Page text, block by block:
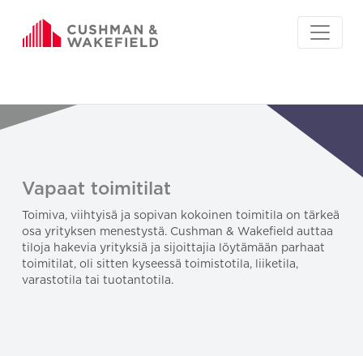
Vapaat toimitilat
Toimiva, viihtyisä ja sopivan kokoinen toimitila on tärkeä
osa yrityksen menestystä. Cushman & Wakefield auttaa
tiloja hakevia yrityksiä ja sijoittajia löytämään parhaat
toimitilat, oli sitten kyseessä toimistotila, liiketila,
varastotila tai tuotantotila.